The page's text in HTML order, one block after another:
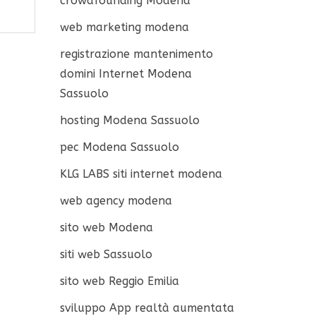
web marketing modena
registrazione mantenimento
domini Internet Modena
Sassuolo
hosting Modena Sassuolo
pec Modena Sassuolo
KLG LABS siti internet modena
web agency modena
sito web Modena
siti web Sassuolo
sito web Reggio Emilia
sviluppo App realtà aumentata